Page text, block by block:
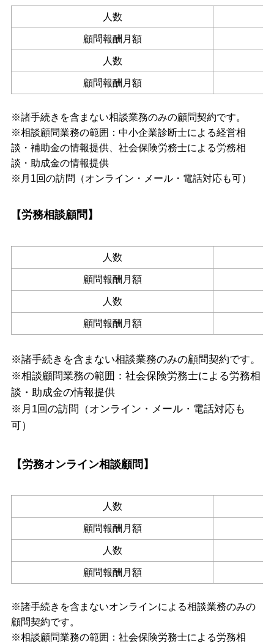
人数
顧問報酬月額
人数
顧問報酬月額
※諸手続きを含まない相談業務のみの顧問契約です。
※相談顧問業務の範囲：中小企業診断士による経営相
談・補助金の情報提供、社会保険労務士による労務相
談・助成金の情報提供
※月1回の訪問（オンライン・メール・電話対応も可）
【労務相談顧問】
人数
顧問報酬月額
人数
顧問報酬月額
※諸手続きを含まない相談業務のみの顧問契約です。
※相談顧問業務の範囲：社会保険労務士による労務相
談・助成金の情報提供
※月1回の訪問（オンライン・メール・電話対応も
可）
【労務オンライン相談顧問】
人数
顧問報酬月額
人数
顧問報酬月額
※諸手続きを含まないオンラインによる相談業務のみの
顧問契約です。
※相談顧問業務の範囲：社会保険労務士による労務相